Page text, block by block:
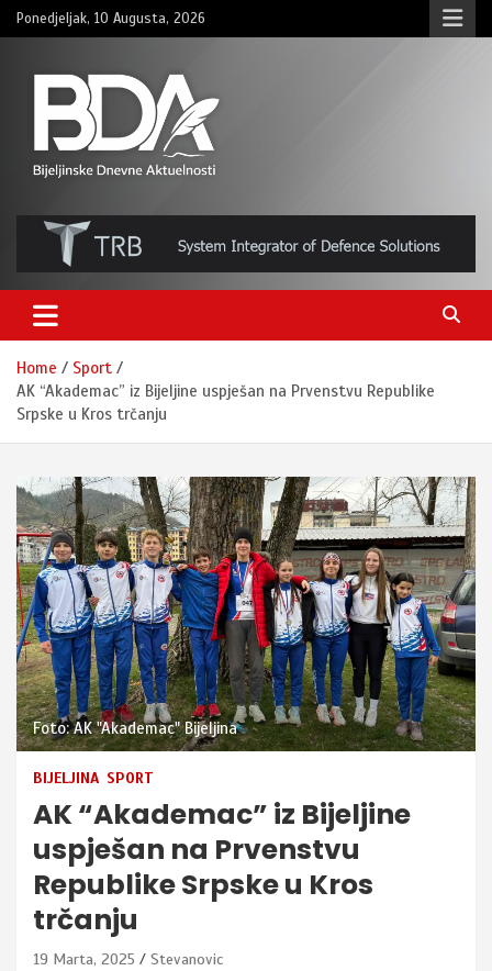
Skip
to
Ponedjeljak, 10 Augusta, 2026
BNDAN.com
Home
Sport
AK “Akademac” iz Bijeljine uspješan na Prvenstvu Republike
Srpske u Kros trčanju
Foto: AK "Akademac" Bijeljina
BIJELJINA SPORT
AK “Akademac” iz Bijeljine
uspješan na Prvenstvu
Republike Srpske u Kros
trčanju
19 Marta, 2025 Stevanovic